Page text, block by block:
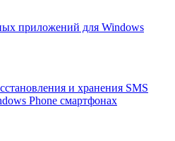
приложений для Windows
и хранения SMS
Phone смартфонах